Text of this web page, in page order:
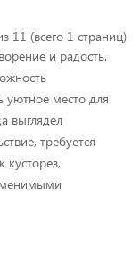
11 (всего 1 страниц)
и радость.
уютное место для
выглядел
требуется
кусторез,